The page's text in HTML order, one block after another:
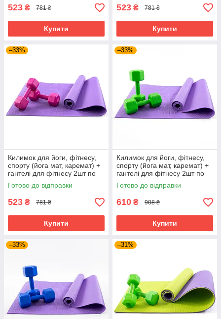
523 ₴ 781 ₴
Купити
523 ₴ 781 ₴
Купити
–33%
Килимок для йоги, фітнесу,
спорту (йога мат, каремат) +
гантелі для фітнесу 2шт по
2кг OSPORT Set 82 (n-0112)
Фіолетово-рожевий
Готово до відправки
523 ₴ 781 ₴
Купити
–33%
Килимок для йоги, фітнесу,
спорту (йога мат, каремат) +
гантелі для фітнесу 2шт по
3кг OSPORT Set 83 (n-0113)
Фіолетово-салатовий
Готово до відправки
610 ₴ 908 ₴
Купити
–33% –31%